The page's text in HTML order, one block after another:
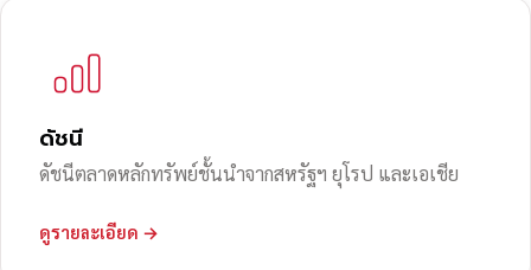
ดัชนี
ดัชนีตลาดหลักทรัพย์ชั้นนำจากสหรัฐฯ ยุโรป และเอเชีย
ดูรายละเอียด →